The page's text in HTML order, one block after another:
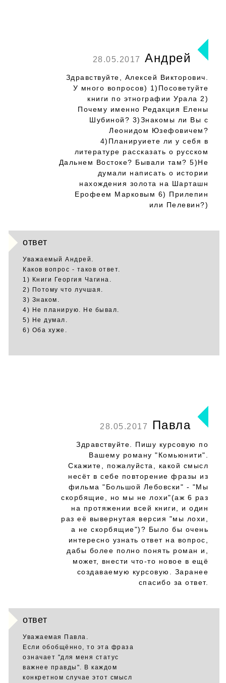
28.05.2017 Андрей
Здравствуйте, Алексей Викторович.
У много вопросов) 1)Посоветуйте
книги по этнографии Урала 2)
Почему именно Редакция Елены
Шубиной? 3)Знакомы ли Вы с
Леонидом Юзефовичем?
4)Планируиете ли у себя в
литературе рассказать о русском
Дальнем Востоке? Бывали там? 5)Не
думали написать о истории
нахождения золота на Шарташн
Ерофеем Марковым 6) Прилепин
или Пелевин?)
ответ
Уважаемый Андрей.
Каков вопрос - таков ответ.
1) Книги Георгия Чагина.
2) Потому что лучшая.
3) Знаком.
4) Не планирую. Не бывал.
5) Не думал.
6) Оба хуже.
28.05.2017 Павла
Здравствуйте. Пишу курсовую по
Вашему роману "Комьюнити".
Скажите, пожалуйста, какой смысл
несёт в себе повторение фразы из
фильма "Большой Лебовски" - "Мы
скорбящие, но мы не лохи"(аж 6 раз
на протяжении всей книги, и один
раз её вывернутая версия "мы лохи,
а не скорбящие")? Было бы очень
интересно узнать ответ на вопрос,
дабы более полно понять роман и,
может, внести что-то новое в ещё
создаваемую курсовую. Заранее
спасибо за ответ.
ответ
Уважаемая Павла.
Если обобщённо, то эта фраза
означает "для меня статус
важнее правды". В каждом
конкретном случае этот смысл